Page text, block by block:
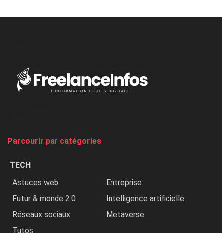
Nigeria,
Parcourir par catégories
TECH
Astuces web
Entreprise
Futur & monde 2.0
Intelligence artificielle
Réseaux sociaux
Metaverse
Tutos